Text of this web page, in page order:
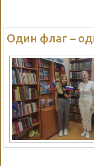
Один флаг –